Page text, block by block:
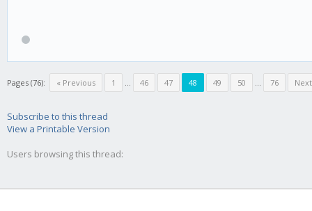
Pages (76): « Previous 1 ... 46 47 48 49 50 ... 76
Subscribe to this thread
View a Printable Version
Users browsing this thread: